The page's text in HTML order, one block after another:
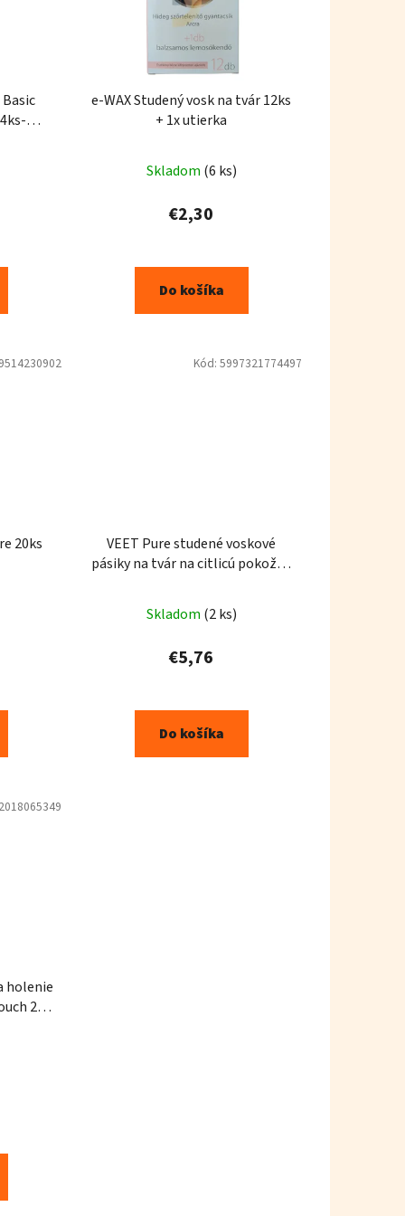
e-WAX Studený vosk na tvár 12ks
+ 1x utierka
Skladom (6 ks)
€2,30
Do košíka
20ks
VEET Pure studené voskové
pásiky na tvár na citlicú pokožku
Skladom (2 ks)
€5,76
Do košíka
Kód: 5997321774497
holenie
200